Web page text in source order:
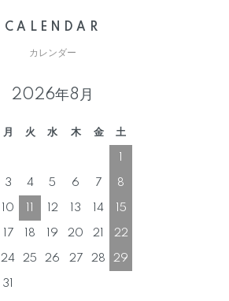
CALENDAR
カレンダー
2026年8月
月 火 水 木 金 土
3 4 5 6 7 8
10 12 13 14 15
17 18 19 20 21 22
24 25 26 27 28 29
31